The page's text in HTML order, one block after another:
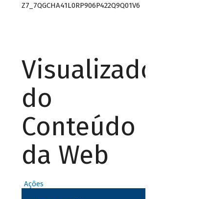
Z7_7QGCHA41L0RP906P422Q9Q01V6
Visualizador
do
Conteúdo
da Web
Ações